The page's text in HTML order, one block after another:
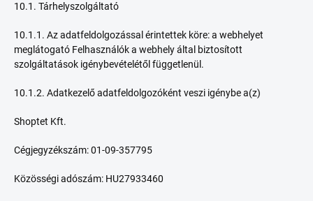
10.1. Tárhelyszolgáltató
10.1.1. Az adatfeldolgozással érintettek köre: a webhelyet
meglátogató Felhasználók a webhely által biztosított
szolgáltatások igénybevételétől függetlenül.
10.1.2. Adatkezelő adatfeldolgozóként veszi igénybe a(z)
Shoptet Kft.
Cégjegyzékszám: 01-09-357795
Közösségi adószám: HU27933460